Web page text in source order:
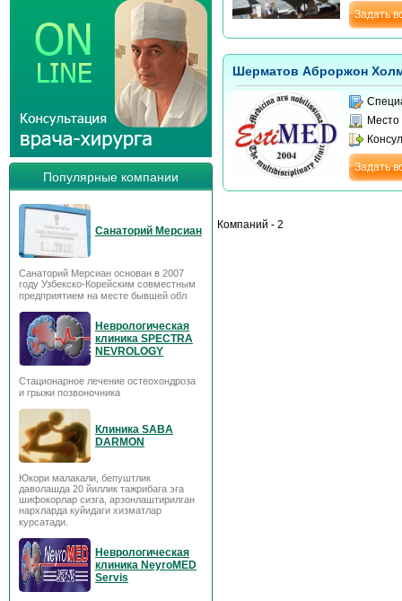
Популярные компании
Санаторий Мерсиан
Санаторий Мерсиан основан в 2007
году Узбекско-Корейским совместным
предприятием на месте бывшей обл
Неврологическая
клиника SPECTRA
NEVROLOGY
Стационарное лечение остеохондроза
и грыжи позвоночника
Клиника SABA
DARMON
Юкори малакали, бепуштлик
даволашда 20 йиллик тажрибага эга
шифокорлар сизга, арзонлаштирилган
нархларда куйидаги хизматлар
курсатади.
Неврологическая
клиника NeyroMED
Servis
Задать
Шерматов Аброржон
Задать
Компаний - 2